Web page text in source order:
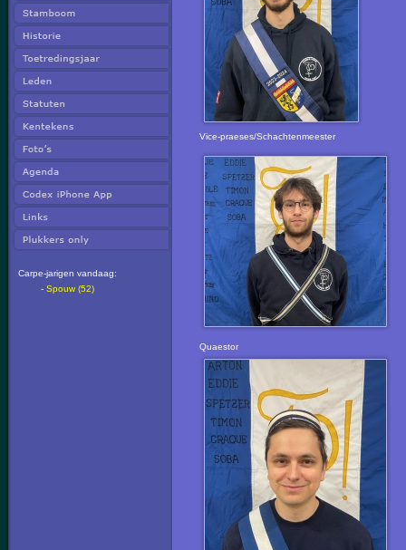
Carpe-jarigen vandaag:
- Spouw (52)
Vice-praeses/Schachtenmeester
Quaestor